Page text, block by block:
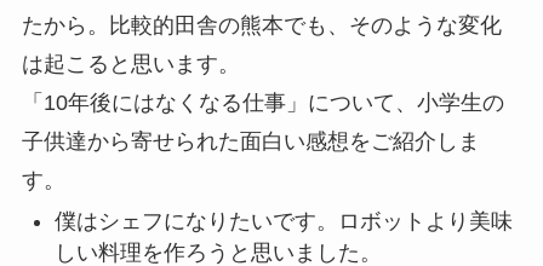
たから。比較的田舎の熊本でも、そのような変化
は起こると思います。
「10年後にはなくなる仕事」について、小学生の
子供達から寄せられた面白い感想をご紹介しま
す。
僕はシェフになりたいです。ロボットより美味
しい料理を作ろうと思いました。